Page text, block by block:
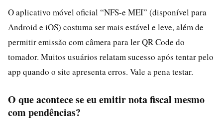
O aplicativo móvel oficial “NFS-e MEI” (disponível para
Android e iOS) costuma ser mais estável e leve, além de
permitir emissão com câmera para ler QR Code do
tomador. Muitos usuários relatam sucesso após tentar pelo
app quando o site apresenta erros. Vale a pena testar.
O que acontece se eu emitir nota fiscal mesmo
com pendências?